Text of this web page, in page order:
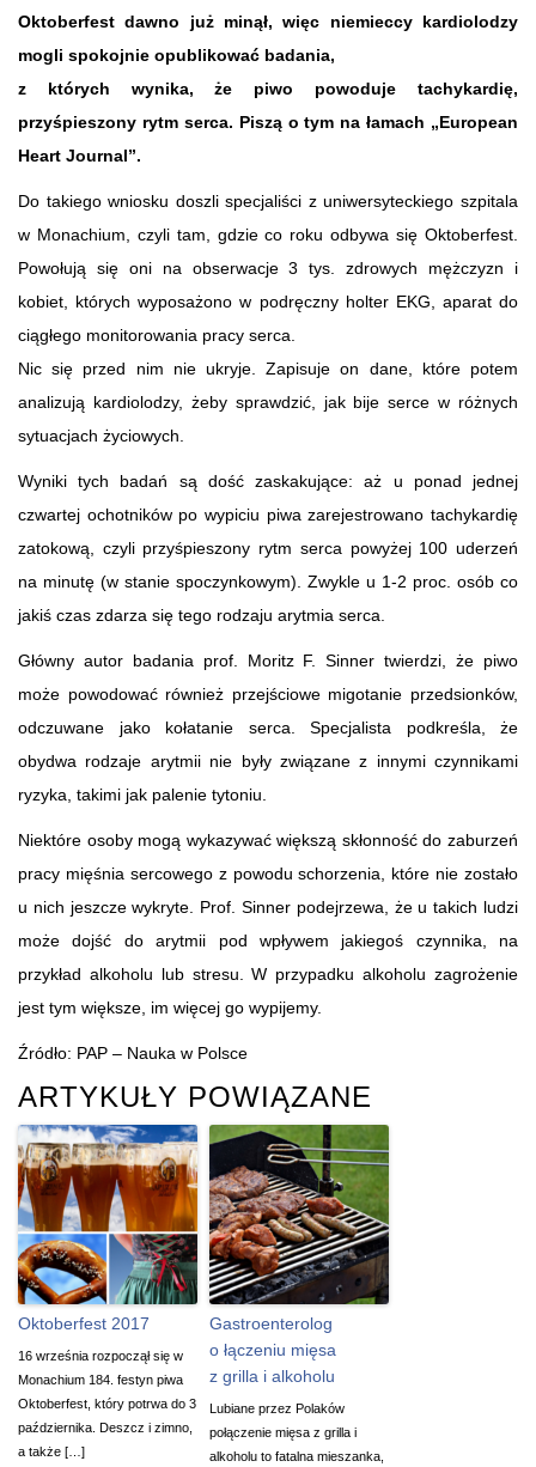
Oktoberfest dawno już minął, więc niemieccy kardiolodzy
mogli spokojnie opublikować badania,
z których wynika, że piwo powoduje tachykardię,
przyśpieszony rytm serca. Piszą o tym na łamach „European
Heart Journal”.
Do takiego wniosku doszli specjaliści z uniwersyteckiego szpitala
w Monachium, czyli tam, gdzie co roku odbywa się Oktoberfest.
Powołują się oni na obserwacje 3 tys. zdrowych mężczyzn i
kobiet, których wyposażono w podręczny holter EKG, aparat do
ciągłego monitorowania pracy serca.
Nic się przed nim nie ukryje. Zapisuje on dane, które potem
analizują kardiolodzy, żeby sprawdzić, jak bije serce w różnych
sytuacjach życiowych.
Wyniki tych badań są dość zaskakujące: aż u ponad jednej
czwartej ochotników po wypiciu piwa zarejestrowano tachykardię
zatokową, czyli przyśpieszony rytm serca powyżej 100 uderzeń
na minutę (w stanie spoczynkowym). Zwykle u 1-2 proc. osób co
jakiś czas zdarza się tego rodzaju arytmia serca.
Główny autor badania prof. Moritz F. Sinner twierdzi, że piwo
może powodować również przejściowe migotanie przedsionków,
odczuwane jako kołatanie serca. Specjalista podkreśla, że
obydwa rodzaje arytmii nie były związane z innymi czynnikami
ryzyka, takimi jak palenie tytoniu.
Niektóre osoby mogą wykazywać większą skłonność do zaburzeń
pracy mięśnia sercowego z powodu schorzenia, które nie zostało
u nich jeszcze wykryte. Prof. Sinner podejrzewa, że u takich ludzi
może dojść do arytmii pod wpływem jakiegoś czynnika, na
przykład alkoholu lub stresu. W przypadku alkoholu zagrożenie
jest tym większe, im więcej go wypijemy.
Źródło: PAP – Nauka w Polsce
ARTYKUŁY POWIĄZANE
Oktoberfest 2017
16 września rozpoczął się w
Monachium 184. festyn piwa
Oktoberfest, który potrwa do 3
października. Deszcz i zimno,
a także […]
Gastroenterolog
o łączeniu mięsa
z grilla i alkoholu
Lubiane przez Polaków
połączenie mięsa z grilla i
alkoholu to fatalna mieszanka,